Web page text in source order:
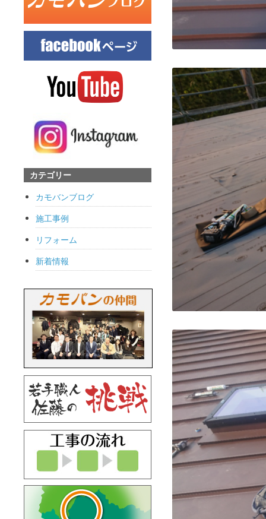
カテゴリー
カモバンブログ
施工事例
リフォーム
新着情報